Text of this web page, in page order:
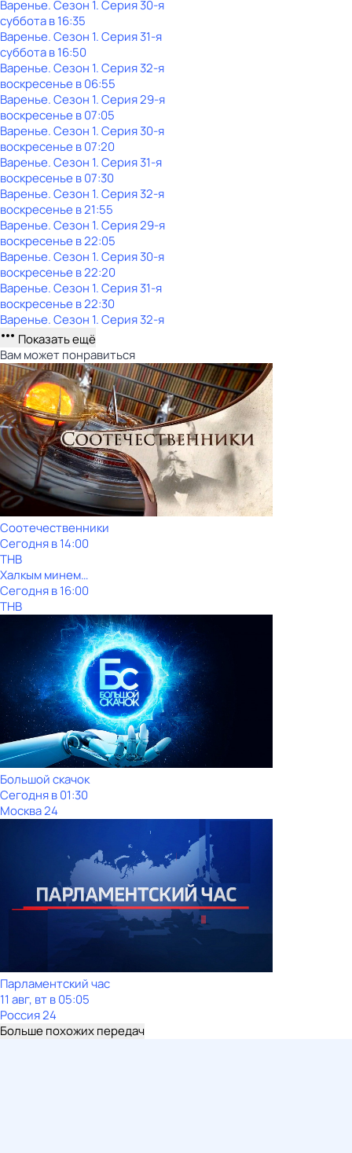
Варенье. Сезон 1. Серия 30-я
субботав16:35
Варенье. Сезон 1. Серия 31-я
субботав16:50
Варенье. Сезон 1. Серия 32-я
воскресенье в06:55
Варенье. Сезон 1. Серия 29-я
воскресенье в07:05
Варенье. Сезон 1. Серия 30-я
воскресенье в07:20
Варенье. Сезон 1. Серия 31-я
воскресенье в07:30
Варенье. Сезон 1. Серия 32-я
воскресенье в21:55
Варенье. Сезон 1. Серия 29-я
воскресенье в22:05
Варенье. Сезон 1. Серия 30-я
воскресенье в22:20
Варенье. Сезон 1. Серия 31-я
воскресенье в22:30
Варенье. Сезон 1. Серия 32-я
Показать ещё
Вам может понравиться
Соотечественники
Сегодня в 14:00
ТНВ
Халкым минем…
Сегодня в 16:00
ТНВ
Большой скачок
Сегодня в 01:30
Москва 24
Парламентский час
11 авг, вт в 05:05
Россия 24
Больше похожих передач